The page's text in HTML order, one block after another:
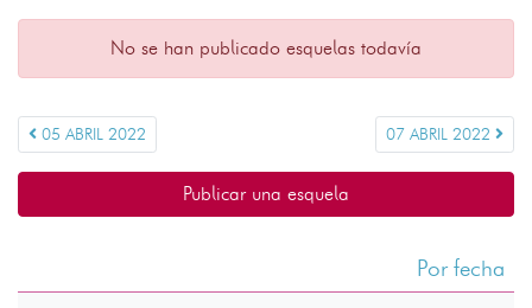
No se han publicado esquelas todavía
05 ABRIL 2022 07 ABRIL 2022
Publicar una esquela
Por fecha